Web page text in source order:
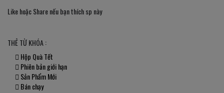
Like hoặc Share nếu bạn thích sp này
THẺ TỪ KHÓA :
Hộp Quà Tết
Phiên bản giới hạn
Sản Phẩm Mới
Bán chạy